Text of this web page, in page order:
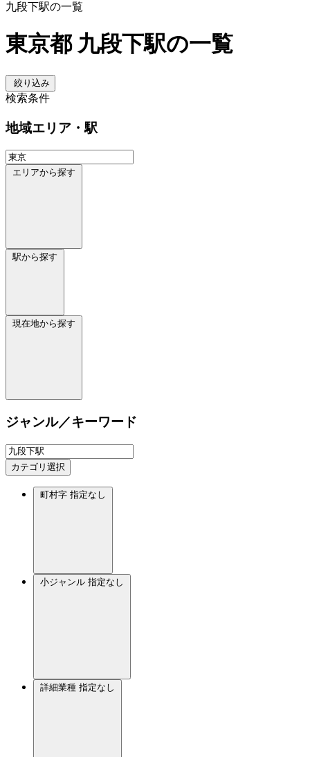
九段下駅の一覧
東京都 九段下駅の一覧
絞り込み
検索条件
地域エリア・駅
エリアから探す
駅から探す
現在地から探す
ジャンル／キーワード
カテゴリ選択
町村字 指定なし
小ジャンル 指定なし
詳細業種 指定なし